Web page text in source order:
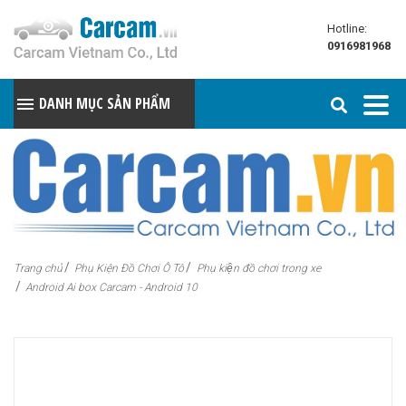
Hotline:
0916981968
DANH MỤC SẢN PHẨM
Trang chủ Phụ Kiện Đồ Chơi Ô Tô
Phụ kiện đồ chơi trong xe
Android Ai box Carcam - Android 10